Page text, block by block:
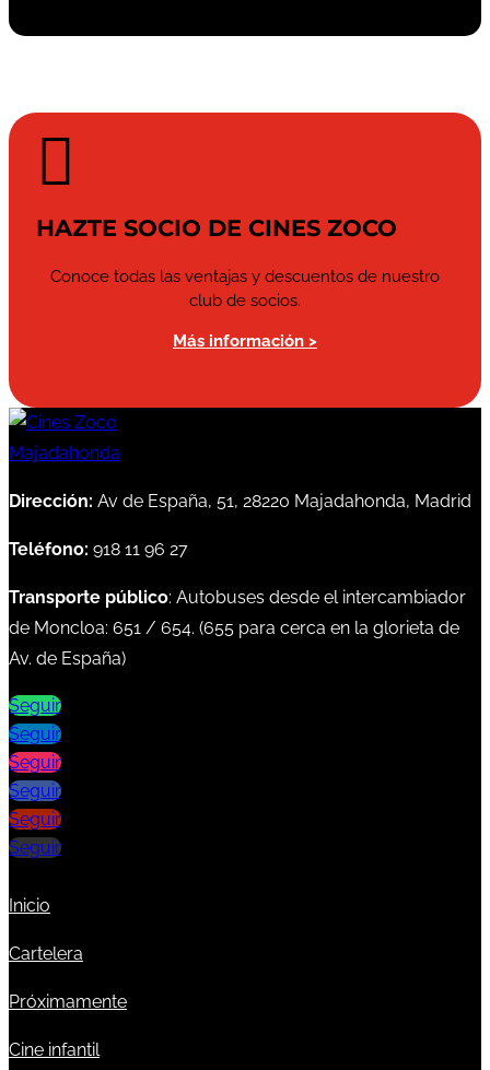

HAZTE SOCIO DE CINES ZOCO
Conoce todas las ventajas y descuentos de nuestro
club de socios.
Más información >
Dirección: Av de España, 51, 28220 Majadahonda, Madrid
Teléfono: 918 11 96 27
Transporte público: Autobuses desde el intercambiador
de Moncloa: 651 / 654. (655 para cerca en la glorieta de
Av. de España)
Seguir
Seguir
Seguir
Seguir
Seguir
Seguir
Inicio
Cartelera
Próximamente
Cine infantil